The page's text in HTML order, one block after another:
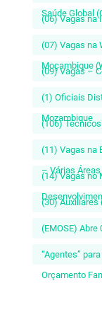
Saúde Global
(06) Vagas na
(07) Vagas na
Moçambique
(09) Vagas –
(1) Oficiais
Mozambique
(106)
(11) Vagas na
– Várias Áreas
(14) Vagas no
(30)
(EMOSE) Abre
“Agentes”
Orçamento